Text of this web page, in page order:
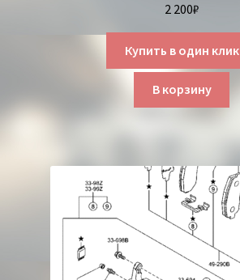
2 200₽
Купить в один клик
В корзину